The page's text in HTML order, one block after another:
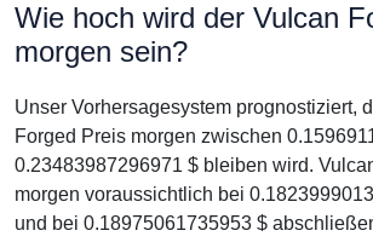
Wie hoch wird der Vulcan
morgen sein?
Unser Vorhersagesystem prognostiziert,
Forged Preis morgen zwischen
0.23483987296971 $ bleiben wird.
morgen voraussichtlich bei
und bei 0.18975061735953 $